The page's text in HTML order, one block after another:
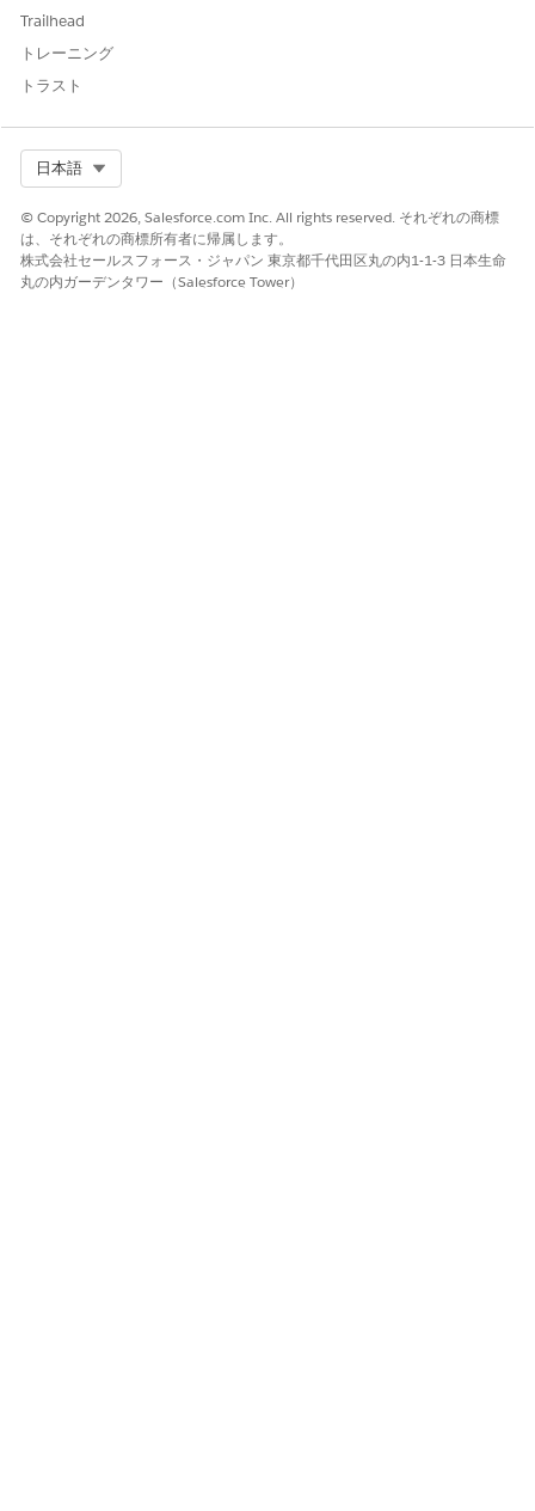
ワンタイムパスワード (OTP) の動作
SMS ID 検証
はい いいえ
Trailhead
トレーニング
トラスト
日本語
© Copyright 2026, Salesforce.com Inc. All rights reserved. それぞれの商標
は、それぞれの商標所有者に帰属します。
株式会社セールスフォース・ジャパン 東京都千代田区丸の内1-1-3 日本生命
丸の内ガーデンタワー（Salesforce Tower）